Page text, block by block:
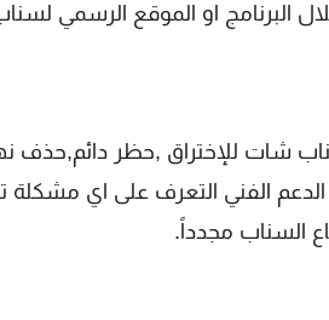
البرنامج او الموقع الرسمي
شات للإختراق ,حظر دائم,حذف
الدعم الفني التعرف على اي
السناب مجدداً.